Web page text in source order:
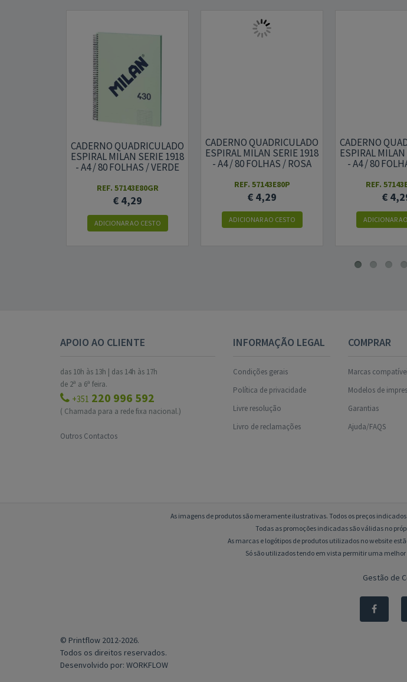
CADERNO QUADRICULADO
ESPIRAL MILAN SERIE 1918
- A4 / 80 FOLHAS / VERDE
REF. 57143E80GR
€ 4,29
ADICIONAR AO CESTO
CADERNO QUADRICULADO
ESPIRAL MILAN SERIE 1918
- A4 / 80 FOLHAS / ROSA
REF. 57143E80P
€ 4,29
ADICIONAR AO CESTO
CADERNO
ESPIRAL
- A4 / 80
REF.
€
ADICIONAR
APOIO AO CLIENTE
das 10h às 13h | das 14h às 17h
de 2ª a 6ª feira.
+351 220 996 592
( Chamada para a rede fixa nacional.)
Outros Contactos
INFORMAÇÃO LEGAL
Condições gerais
Política de privacidade
Livre resolução
Livro de reclamações
COMPRAR
Marcas
Modelos de
Garantias
Ajuda/FAQS
As imagens de produtos são meramente ilustrativas. Todos os preços
Todas as promoções indicadas são válidas no
As marcas e logótipos de produtos utilizados no website
Só são utilizados tendo em vista permitir uma
Gestão de
© Printflow 2012-2026.
Todos os direitos reservados.
Desenvolvido por: WORKFLOW